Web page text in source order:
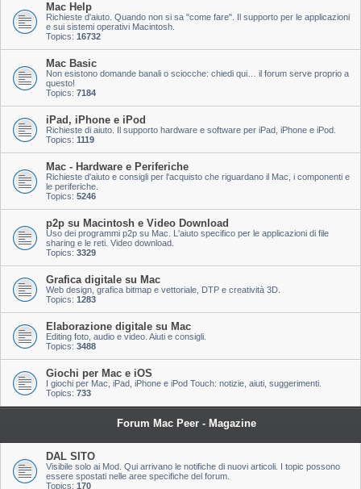
Mac Help
Richieste d'aiuto. Quando non si sa "come fare". Il supporto per le applicazioni
e sui sistemi operativi Macintosh.
Topics: 16732
Mac Basic
Non esistono domande banali o sciocche: chiedi qui… il forum serve proprio a
questo!
Topics: 7184
iPad, iPhone e iPod
Richieste di aiuto. Il supporto hardware e software per iPad, iPhone e iPod.
Topics: 1119
Mac - Hardware e Periferiche
Richieste d'aiuto e consigli per l'acquisto che riguardano il Mac, i componenti e
le periferiche.
Topics: 5246
p2p su Macintosh e Video Download
Uso dei programmi p2p su Mac. L'aiuto specifico per le applicazioni di file
sharing e le reti. Video download.
Topics: 3329
Grafica digitale su Mac
Web design, grafica bitmap e vettoriale, DTP e creatività 3D.
Topics: 1283
Elaborazione digitale su Mac
Editing foto, audio e video. Aiuti e consigli.
Topics: 3488
Giochi per Mac e iOS
I giochi per Mac, iPad, iPhone e iPod Touch: notizie, aiuti, suggerimenti.
Topics: 733
Forum Mac Peer - Magazine
DAL SITO
Visibile solo ai Mod. Qui arrivano le notifiche di nuovi articoli. I topic possono
essere spostati nelle aree specifiche del forum.
Topics: 170